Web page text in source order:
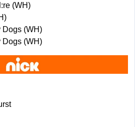
(WH)
Dogs (WH)
Dogs (WH)